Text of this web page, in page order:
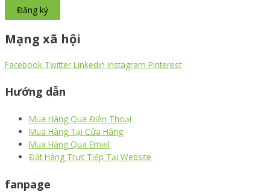
Đăng ký
Mạng xã hội
Facebook Twitter Linkedin Instagram Pinterest
Hướng dẫn
Mua Hàng Qua Điện Thoại
Mua Hàng Tại Cửa Hàng
Mua Hàng Qua Email
Đặt Hàng Trực Tiếp Tại Website
fanpage